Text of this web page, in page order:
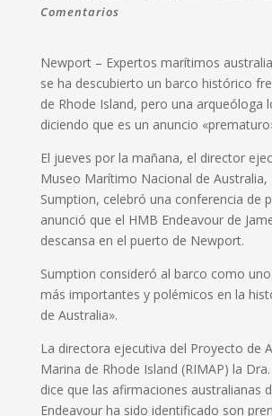
Comentarios
Newport – Expertos marítimos
se ha descubierto un barco histórico
de Rhode Island, pero una arqueóloga
diciendo que es un anuncio
El jueves por la mañana, el director
Museo Marítimo Nacional de Australia,
Sumption, celebró una conferencia de
anunció que el HMB Endeavour de
descansa en el puerto de Newport.
Sumption consideró al barco como
más importantes y polémicos en la
de Australia».
La directora ejecutiva del Proyecto de
Marina de Rhode Island (RIMAP) la
dice que las afirmaciones australianas
Endeavour ha sido identificado son